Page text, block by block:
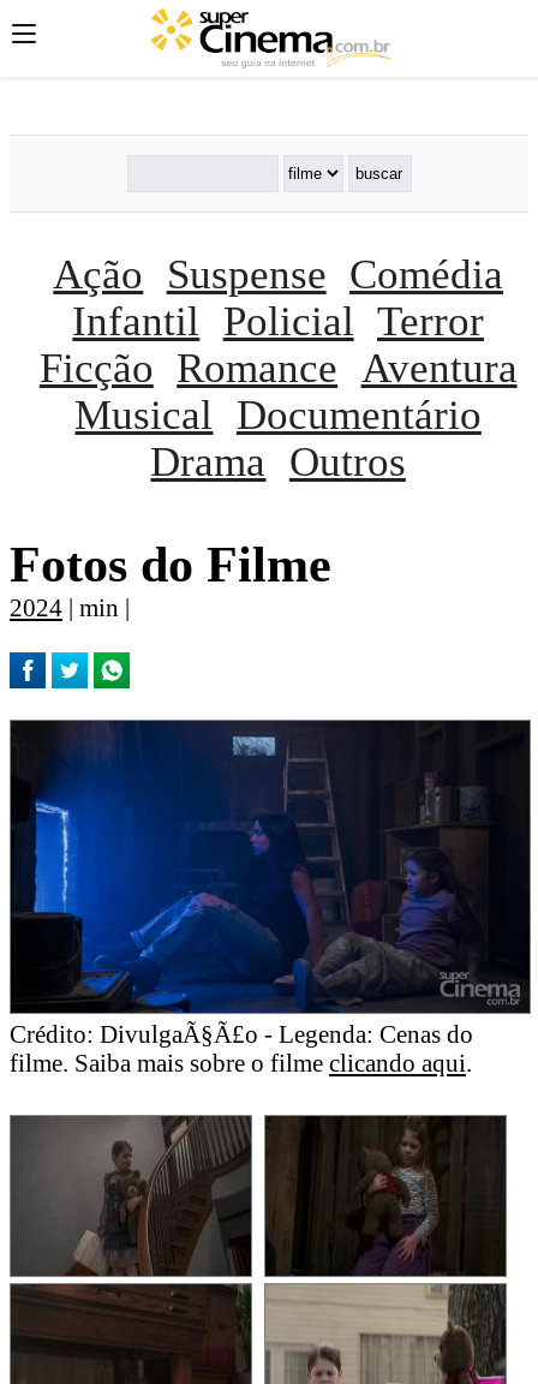
';';
Ação Suspense Comédia
Infantil
Policial Terror
Ficção Romance Aventura
Musical
Documentário
Drama
Outros
Fotos do Filme
2024 | min |
Crédito: DivulgaÃ§Ã£o - Legenda: Cenas do
filme. Saiba mais sobre o filme clicando aqui.